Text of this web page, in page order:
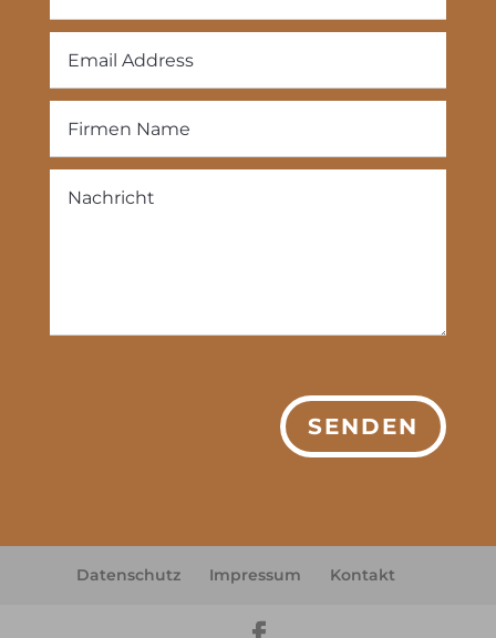
SENDEN
Datenschutz Impressum Kontakt